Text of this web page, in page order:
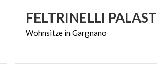
FELTRINELLI PALAST
Wohnsitze inGargnano